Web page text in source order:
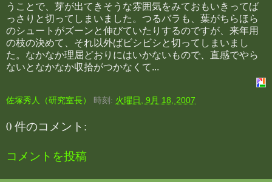
うことで、芽が出てきそうな雰囲気をみておもいきってば
っさりと切ってしまいました。つるバラも、葉がちらほら
のシュートがズーンと伸びていたりするのですが、来年用
の枝の決めて、それ以外ばビシビシと切ってしまいまし
た。なかなか理屈どおりにはいかないもので、直感でやら
ないとなかなか収拾がつかなくて...
佐塚秀人（研究室長） 時刻: 火曜日, 9月 18, 2007
0 件のコメント:
コメントを投稿